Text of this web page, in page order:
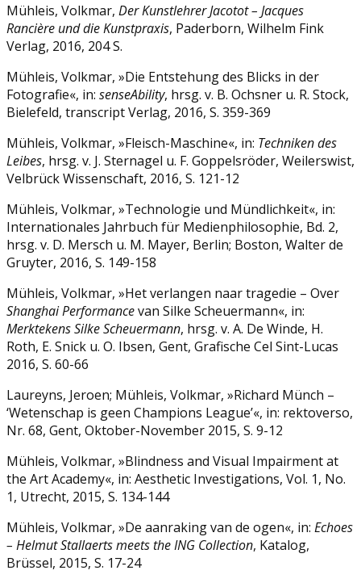
Mühleis, Volkmar, Der Kunstlehrer Jacotot – Jacques
Rancière und die Kunstpraxis, Paderborn, Wilhelm Fink
Verlag, 2016, 204 S.
Mühleis, Volkmar, »Die Entstehung des Blicks in der
Fotografie«, in: senseAbility, hrsg. v. B. Ochsner u. R. Stock,
Bielefeld, transcript Verlag, 2016, S. 359-369
Mühleis, Volkmar, »Fleisch-Maschine«, in: Techniken des
Leibes, hrsg. v. J. Sternagel u. F. Goppelsröder, Weilerswist,
Velbrück Wissenschaft, 2016, S. 121-12
Mühleis, Volkmar, »Technologie und Mündlichkeit«, in:
Internationales Jahrbuch für Medienphilosophie, Bd. 2,
hrsg. v. D. Mersch u. M. Mayer, Berlin; Boston, Walter de
Gruyter, 2016, S. 149-158
Mühleis, Volkmar, »Het verlangen naar tragedie – Over
Shanghai Performancevan Silke Scheuermann«, in:
Merktekens Silke Scheuermann, hrsg. v. A. De Winde, H.
Roth, E. Snick u. O. Ibsen, Gent, Grafische Cel Sint-Lucas
2016, S. 60-66
Laureyns, Jeroen; Mühleis, Volkmar, »Richard Münch –
‘Wetenschap is geen Champions League’«, in: rektoverso,
Nr. 68, Gent, Oktober-November 2015, S. 9-12
Mühleis, Volkmar, »Blindness and Visual Impairment at
the Art Academy«, in: Aesthetic Investigations, Vol. 1, No.
1, Utrecht, 2015, S. 134-144
Mühleis, Volkmar, »De aanraking van de ogen«, in: Echoes
– Helmut Stallaerts meets the ING Collection, Katalog,
Brüssel, 2015, S. 17-24